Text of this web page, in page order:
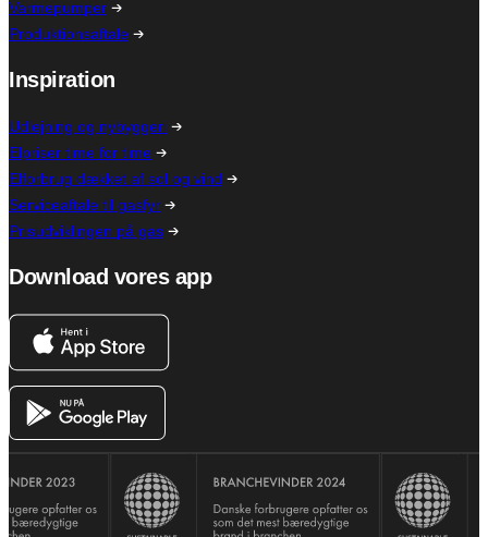
Varmepumper
Produktionsaftale
Inspiration
Udlejning og nybyggeri
Elpriser time for time
Elforbrug dækket af sol og vind
Serviceaftale til gasfyr
Prisudviklingen på gas
Download vores app